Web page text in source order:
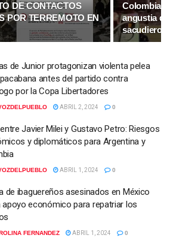
DE CONTACTOS
POR TERREMOTO EN
angustia
sacudieron
de Junior protagonizan violenta pelea
antes del partido contra
por la Copa Libertadores
ABRIL 2, 2024 0
Javier Milei y Gustavo Petro: Riesgos
y diplomáticos para Argentina y
ABRIL 1, 2024 0
de ibaguereños asesinados en México
apoyo económico para repatriar los
FERNANDEZ ABRIL 1, 2024 0